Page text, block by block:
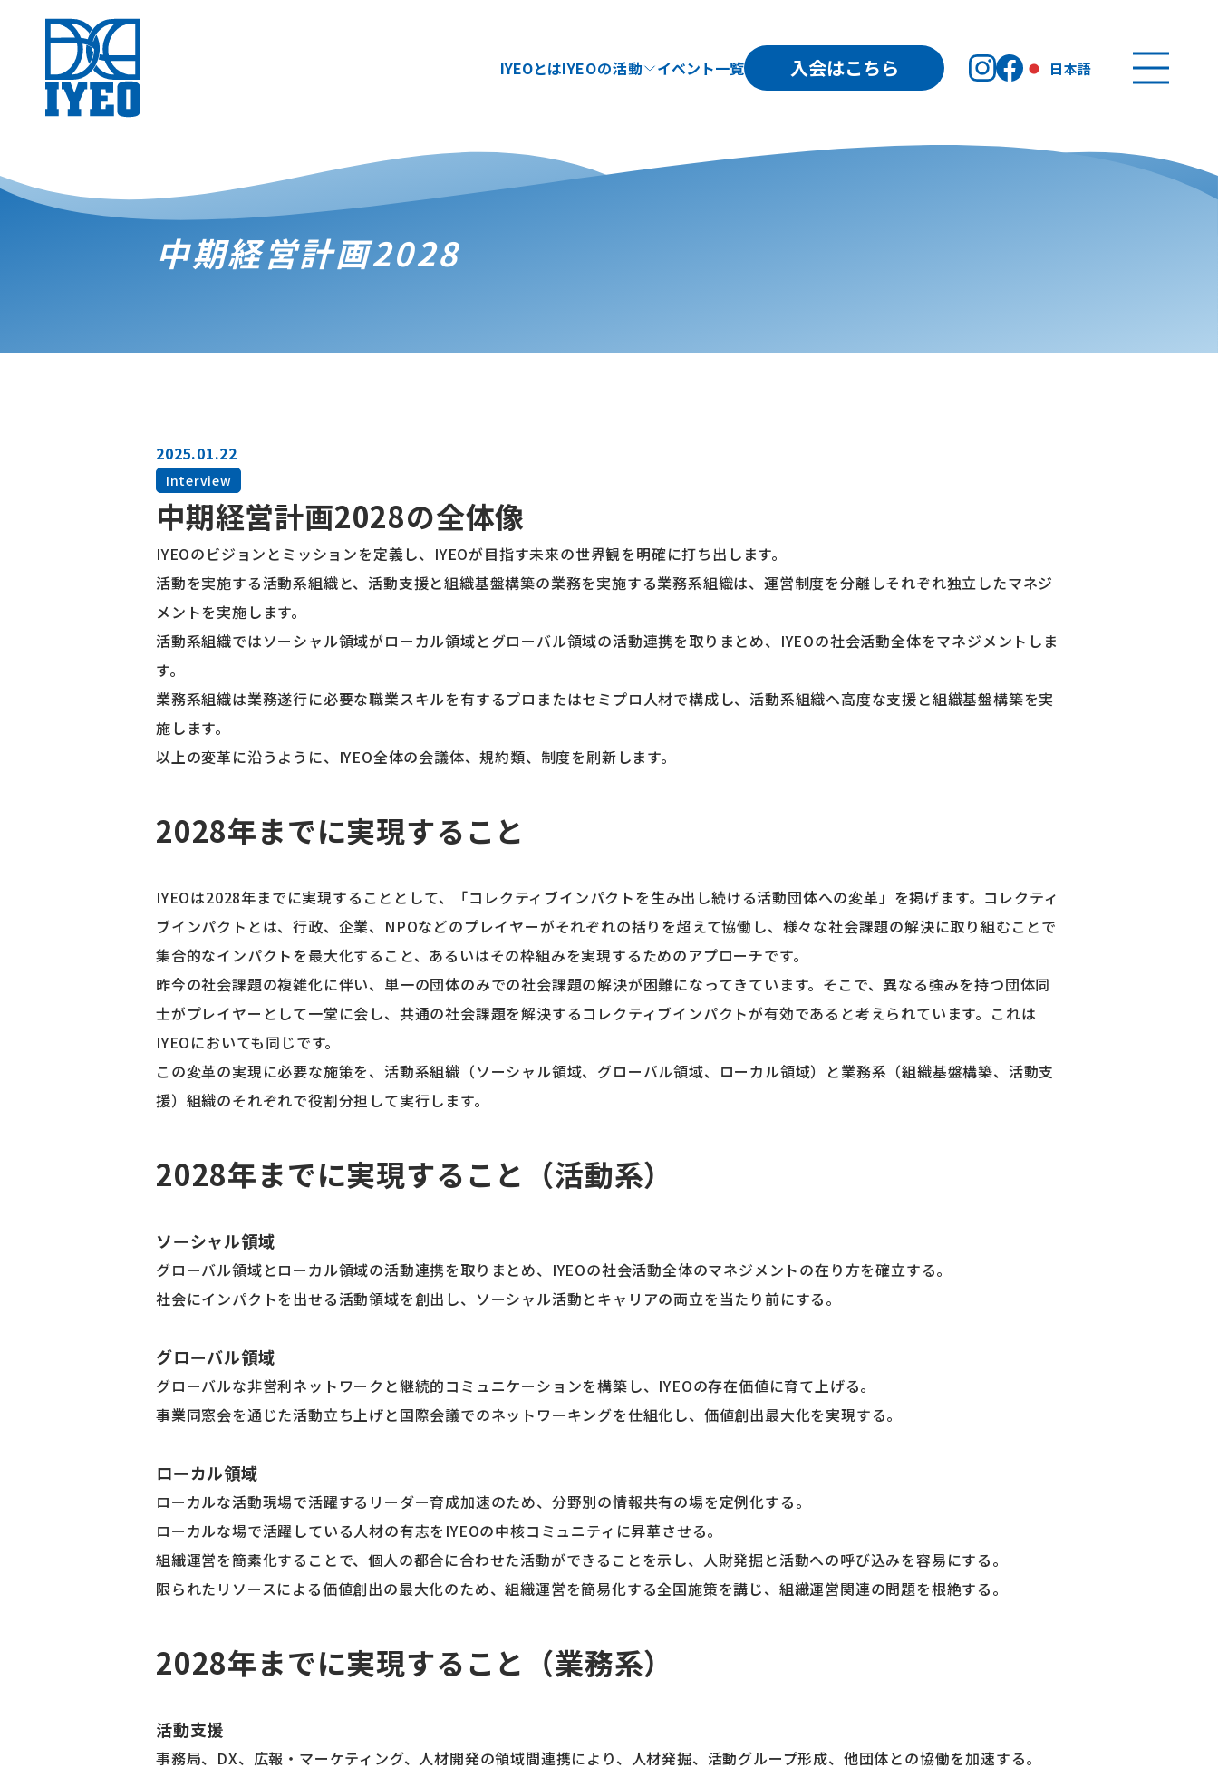
IYEOとはIYEOの活動 イベント一覧 入会はこちら 日本語
中期経営計画2028
2025.01.22
Interview
中期経営計画2028の全体像
IYEOのビジョンとミッションを定義し、IYEOが目指す未来の世界観を明確に打ち出します。
活動を実施する活動系組織と、活動支援と組織基盤構築の業務を実施する業務系組織は、運営制度を分離しそれぞれ独立したマネジ
メントを実施します。
活動系組織ではソーシャル領域がローカル領域とグローバル領域の活動連携を取りまとめ、IYEOの社会活動全体をマネジメントしま
す。
業務系組織は業務遂行に必要な職業スキルを有するプロまたはセミプロ人材で構成し、活動系組織へ高度な支援と組織基盤構築を実
施します。
以上の変革に沿うように、IYEO全体の会議体、規約類、制度を刷新します。
2028年までに実現すること
IYEOは2028年までに実現することとして、「コレクティブインパクトを生み出し続ける活動団体への変革」を掲げます。コレクティ
ブインパクトとは、行政、企業、NPOなどのプレイヤーがそれぞれの括りを超えて協働し、様々な社会課題の解決に取り組むことで
集合的なインパクトを最大化すること、あるいはその枠組みを実現するためのアプローチです。
昨今の社会課題の複雑化に伴い、単一の団体のみでの社会課題の解決が困難になってきています。そこで、異なる強みを持つ団体同
士がプレイヤーとして一堂に会し、共通の社会課題を解決するコレクティブインパクトが有効であると考えられています。これは
IYEOにおいても同じです。
この変革の実現に必要な施策を、活動系組織（ソーシャル領域、グローバル領域、ローカル領域）と業務系（組織基盤構築、活動支
援）組織のそれぞれで役割分担して実行します。
2028年までに実現すること（活動系）
ソーシャル領域
グローバル領域とローカル領域の活動連携を取りまとめ、IYEOの社会活動全体のマネジメントの在り方を確立する。
社会にインパクトを出せる活動領域を創出し、ソーシャル活動とキャリアの両立を当たり前にする。
グローバル領域
グローバルな非営利ネットワークと継続的コミュニケーションを構築し、IYEOの存在価値に育て上げる。
事業同窓会を通じた活動立ち上げと国際会議でのネットワーキングを仕組化し、価値創出最大化を実現する。
ローカル領域
ローカルな活動現場で活躍するリーダー育成加速のため、分野別の情報共有の場を定例化する。
ローカルな場で活躍している人材の有志をIYEOの中核コミュニティに昇華させる。
組織運営を簡素化することで、個人の都合に合わせた活動ができることを示し、人財発掘と活動への呼び込みを容易にする。
限られたリソースによる価値創出の最大化のため、組織運営を簡易化する全国施策を講じ、組織運営関連の問題を根絶する。
2028年までに実現すること（業務系）
活動支援
事務局、DX、広報・マーケティング、人材開発の領域間連携により、人材発掘、活動グループ形成、他団体との協働を加速する。